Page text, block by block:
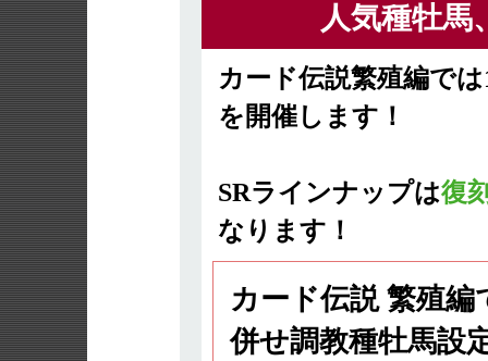
人気種牡馬
カード伝説繁殖編で
を開催します！
SRラインナップは復
なります！
カード伝説 繁殖
併せ調教種牡馬設